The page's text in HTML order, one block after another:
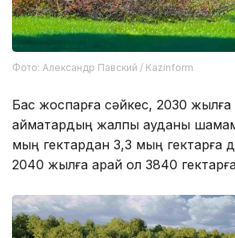
Фото: Александр Павский / Kazinform
Бас жоспарға сәйкес, 2030 жылға
аймақтардың жалпы ауданы
мың гектардан 3,3 мың гектарға
2040 жылға қарай ол 3840